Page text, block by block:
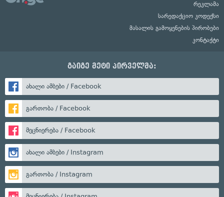
რეკლამა
სარედაქციო კოდექსი
მასალის გამოყენების პირობები
კონტაქტი
გაიგე მეტი პირველმა:
ახალი ამბები / Facebook
გართობა / Facebook
მეცნიერება / Facebook
ახალი ამბები / Instagram
გართობა / Instagram